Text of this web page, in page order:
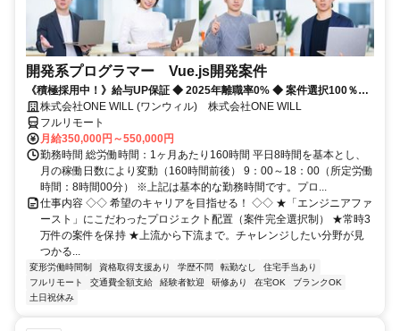
開発系プログラマー Vue.js開発案件
《積極採用中！》給与UP保証 ◆ 2025年離職率0% ◆ 案件選択100％！
◆ 平均残業7時間！
株式会社ONE WILL (ワンウィル) 株式会社ONE WILL
フルリモート
月給350,000円～550,000円
勤務時間 総労働時間：1ヶ月あたり160時間 平日8時間を基本とし、
月の稼働日数により変動（160時間前後） 9：00～18：00（所定労働
時間：8時間00分） ※上記は基本的な勤務時間です。プロ...
仕事内容 ◇◇ 希望のキャリアを目指せる！ ◇◇ ★「エンジニアファ
ースト」にこだわったプロジェクト配置（案件完全選択制） ★常時3
万件の案件を保持 ★上流から下流まで。チャレンジしたい分野が見
つかる...
変形労働時間制 資格取得支援あり 学歴不問 転勤なし
住宅手当あり
フルリモート
交通費全額支給 経験者歓迎 研修あり 在宅OK
ブランクOK
土日祝休み